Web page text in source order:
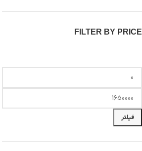
FILTER BY PRICE
فیلتر